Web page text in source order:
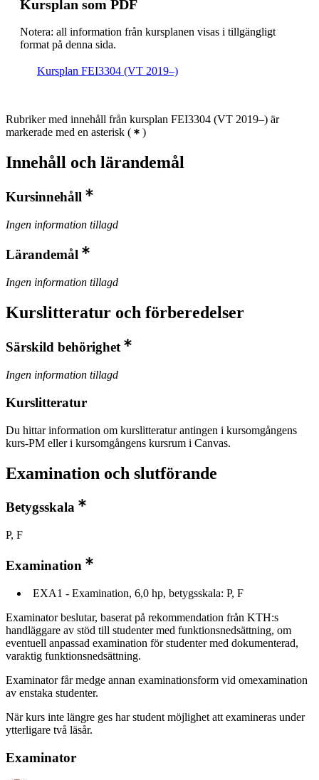
Kursplan som PDF
Notera: all information från kursplanen visas i tillgängligt
format på denna sida.
Kursplan FEI3304 (VT 2019–)
Rubriker med innehåll från kursplan FEI3304 (VT 2019–) är
markerade med en asterisk ( )
Innehåll och lärandemål
Kursinnehåll
Ingen information tillagd
Lärandemål
Ingen information tillagd
Kurslitteratur och förberedelser
Särskild behörighet
Ingen information tillagd
Kurslitteratur
Du hittar information om kurslitteratur antingen i kursomgångens
kurs-PM eller i kursomgångens kursrum i Canvas.
Examination och slutförande
Betygsskala
P, F
Examination
EXA1 - Examination, 6,0 hp, betygsskala: P, F
Examinator beslutar, baserat på rekommendation från KTH:s
handläggare av stöd till studenter med funktionsnedsättning, om
eventuell anpassad examination för studenter med dokumenterad,
varaktig funktionsnedsättning.
Examinator får medge annan examinationsform vid omexamination
av enstaka studenter.
När kurs inte längre ges har student möjlighet att examineras under
ytterligare två läsår.
Examinator